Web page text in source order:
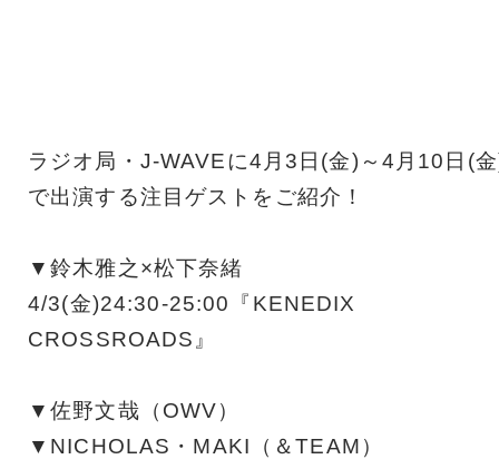
ラジオ局・J-WAVEに4月3日(金)～4月10日(
で出演する注目ゲストをご紹介！
▼鈴木雅之×松下奈緒
4/3(金)24:30-25:00『KENEDIX
CROSSROADS』
▼佐野文哉（OWV）
▼NICHOLAS・MAKI（＆TEAM）